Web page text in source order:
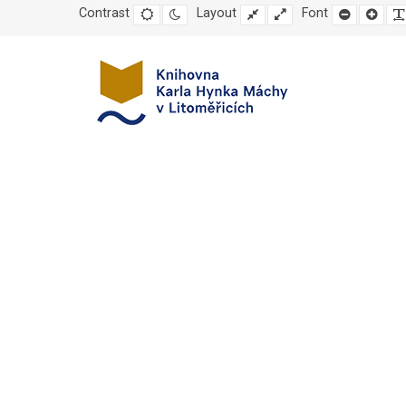
Contrast
Default
mode
Night
mode
Layout
Fixed
layout
Wide
layout
Font
Set
smaller
Set